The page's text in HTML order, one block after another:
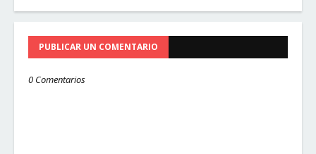
PUBLICAR UN COMENTARIO
0 Comentarios